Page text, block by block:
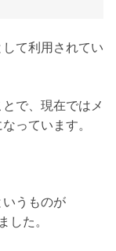
て利用されてい
で、現在ではメ
っています。
うものが
した。